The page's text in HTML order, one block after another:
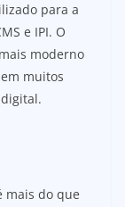
para a
e IPI. O
moderno
muitos
mais do que